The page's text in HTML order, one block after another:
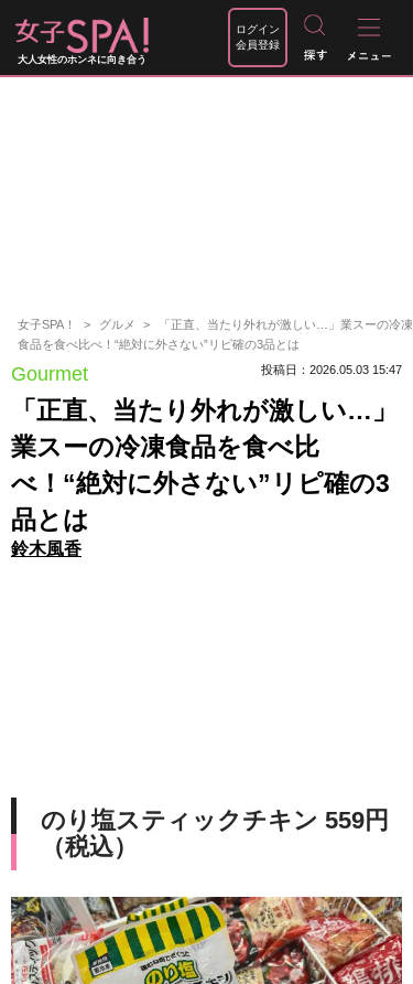
大人女性のホンネに向き合う
ログイン
会員登録
女子SPA！ グルメ
「正直、当たり外れが激しい…」業スーの冷凍
食品を食べ比べ！“絶対に外さない”リピ確の3品とは
Gourmet 投稿日：2026.05.03 15:47
「正直、当たり外れが激しい…」
業スーの冷凍食品を食べ比
べ！“絶対に外さない”リピ確の3
品とは
鈴木風香
のり塩スティックチキン 559円
（税込）